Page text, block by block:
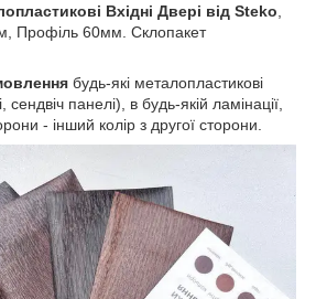
Вхідні Двері від Steko
Профіль 60мм. Склопакет
будь-які металопластикові
сендвіч панелі), в будь-якій ламінації,
- інший колір з другої сторони.